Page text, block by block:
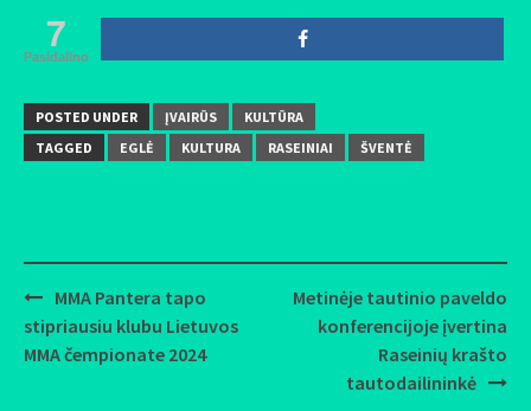
7
Pasidalino
POSTED UNDER ĮVAIRŪS
KULTŪRA
TAGGED
EGLĖ KULTURA RASEINIAI ŠVENTĖ
Post
navigation
MMA Pantera tapo
stipriausiu klubu Lietuvos
MMA čempionate 2024
Metinėje tautinio paveldo
konferencijoje įvertina
Raseinių krašto
tautodailininkė